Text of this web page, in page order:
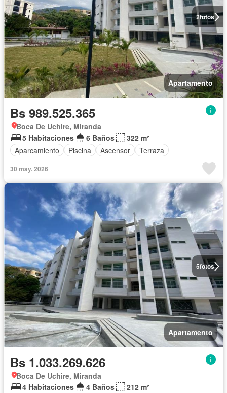
2fotos
Apartamento
Bs 989.525.365
Boca De Uchire, Miranda
5 Habitaciones
6 Baños
322 m²
Aparcamiento
Piscina Ascensor Terraza
30 may. 2026
5fotos
Apartamento
Bs 1.033.269.626
Boca De Uchire, Miranda
4 Habitaciones
4 Baños
212 m²